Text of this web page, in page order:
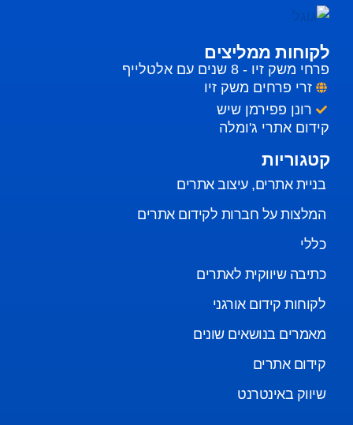
לקוחות ממליצים
פרחי משק זיו - 8 שנים עם אלטלייף
זרי פרחים משק זיו
רונן פפירמן שיש
קידום אתרי ג'ומלה
קטגוריות
בניית אתרים, עיצוב אתרים
המלצות על חברות לקידום אתרים
כללי
כתיבה שיווקית לאתרים
לקוחות קידום אורגני
מאמרים בנושאים שונים
קידום אתרים
שיווק באינטרנט